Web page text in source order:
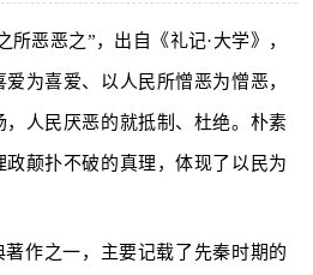
所恶恶之”，出自《礼记·大学》，
为喜爱、以人民所憎恶为憎恶，
，人民厌恶的就抵制、杜绝。朴素
颠扑不破的真理，体现了以民为
著作之一，主要记载了先秦时期的